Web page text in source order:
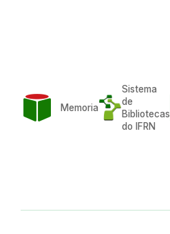
Memoria
Sistema
de
Bibliotecas
do IFRN